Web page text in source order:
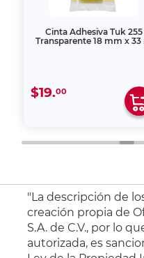
Cinta Adhesiva Tuk 255
Transparente 18 mm x 33
$19.00
"La descripción de
creación propia de
S.A. de C.V., por lo
autorizada, es